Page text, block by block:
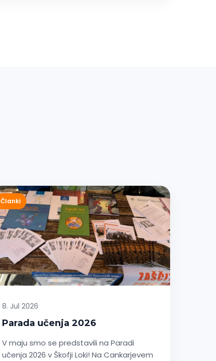
Članki
8. Jul 2026
Parada učenja 2026
V maju smo se predstavili na Paradi
učenja 2026 v Škofji Loki! Na Cankarjevem